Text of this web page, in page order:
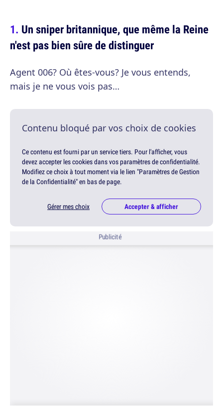
Un sniper britannique, que même la Reine
n'est pas bien sûre de distinguer
Agent 006? Où êtes-vous? Je vous entends,
mais je ne vous vois pas…
Contenu bloqué par vos choix de cookies
Ce contenu est fourni par un service tiers. Pour l'afficher, vous
devez accepter les cookies dans vos paramètres de confidentialité.
Modifiez ce choix à tout moment via le lien "Paramètres de Gestion
de la Confidentialité" en bas de page.
Gérer mes choix Accepter & afficher
Publicité